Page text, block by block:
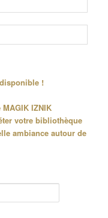
!
IZNIK
votre bibliothèque
ambiance autour de